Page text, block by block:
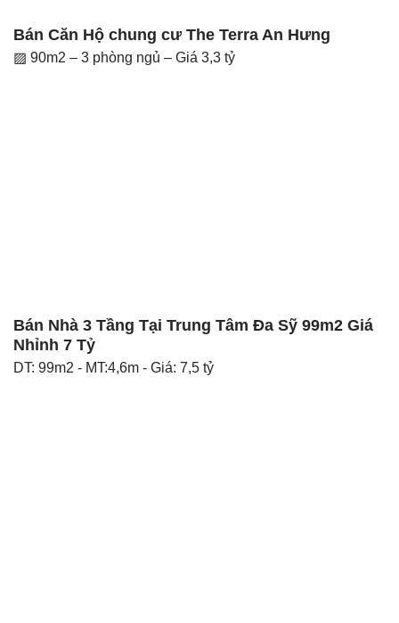
Bán Căn Hộ chung cư The Terra An Hưng
▨ 90m2 – 3 phòng ngủ – Giá 3,3 tỷ
Bán Nhà 3 Tầng Tại Trung Tâm Đa Sỹ 99m2 Giá
Nhỉnh 7 Tỷ
DT: 99m2 - MT:4,6m - Giá: 7,5 tỷ